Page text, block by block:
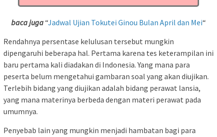
baca juga“Jadwal Ujian Tokutei Ginou Bulan April dan Mei“
Rendahnya persentase kelulusan tersebut mungkin
dipengaruhi beberapa hal. Pertama karena tes keterampilan ini
baru pertama kali diadakan di Indonesia. Yang mana para
peserta belum mengetahui gambaran soal yang akan diujikan.
Terlebih bidang yang diujikan adalah bidang perawat lansia,
yang mana materinya berbeda dengan materi perawat pada
umumnya.
Penyebab lain yang mungkin menjadi hambatan bagi para